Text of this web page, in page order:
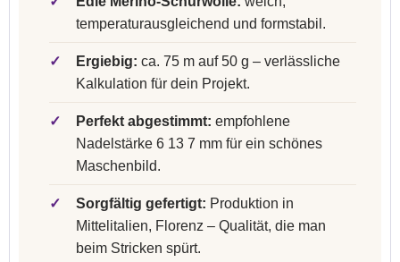
temperaturausgleichend und formstabil.
✓ Ergiebig: ca. 75 m auf 50 g – verlässliche
Kalkulation für dein Projekt.
✓ Perfekt abgestimmt: empfohlene
Nadelstärke 6 13 7 mm für ein schönes
Maschenbild.
✓ Sorgfältig gefertigt: Produktion in
Mittelitalien, Florenz – Qualität, die man
beim Stricken spürt.